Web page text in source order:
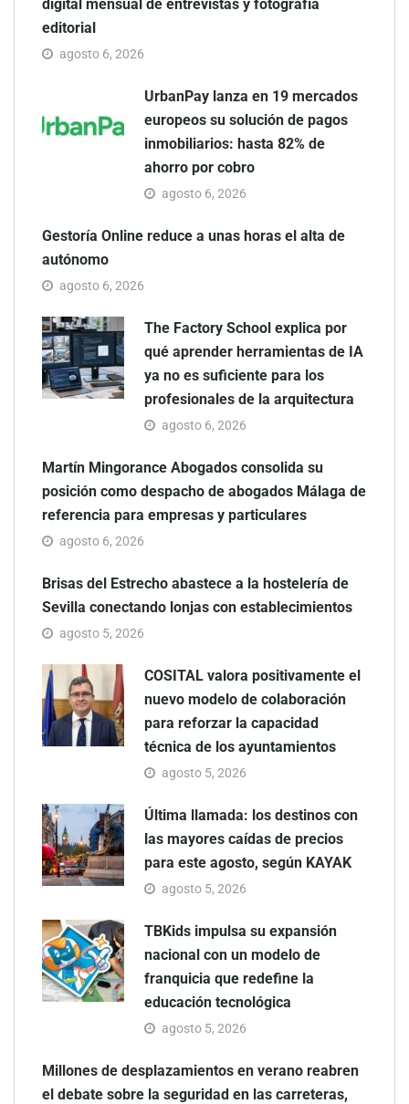
digital mensual de entrevistas y fotografía
editorial
agosto 6, 2026
UrbanPay lanza en 19 mercados
europeos su solución de pagos
inmobiliarios: hasta 82% de
ahorro por cobro
agosto 6, 2026
Gestoría Online reduce a unas horas el alta de
autónomo
agosto 6, 2026
The Factory School explica por
qué aprender herramientas de IA
ya no es suficiente para los
profesionales de la arquitectura
agosto 6, 2026
Martín Mingorance Abogados consolida su
posición como despacho de abogados Málaga de
referencia para empresas y particulares
agosto 6, 2026
Brisas del Estrecho abastece a la hostelería de
Sevilla conectando lonjas con establecimientos
agosto 5, 2026
COSITAL valora positivamente el
nuevo modelo de colaboración
para reforzar la capacidad
técnica de los ayuntamientos
agosto 5, 2026
Última llamada: los destinos con
las mayores caídas de precios
para este agosto, según KAYAK
agosto 5, 2026
TBKids impulsa su expansión
nacional con un modelo de
franquicia que redefine la
educación tecnológica
agosto 5, 2026
Millones de desplazamientos en verano reabren
el debate sobre la seguridad en las carreteras,